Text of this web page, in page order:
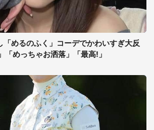
「めるのふく」コーデでかわいすぎ大反
「めっちゃお洒落」「最高!」